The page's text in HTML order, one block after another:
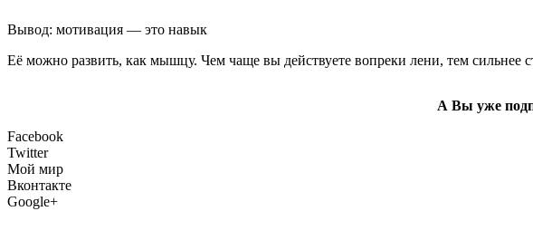
Вывод: мотивация — это навык
Её можно развить, как мышцу. Чем чаще вы действуете вопреки лени, тем сильнее
А Вы уже
Facebook
Twitter
Мой мир
Вконтакте
Google+